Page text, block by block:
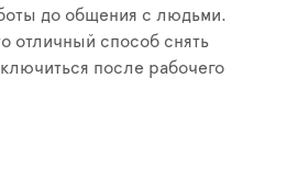
до общения с людьми.
отличный способ снять
после рабочего